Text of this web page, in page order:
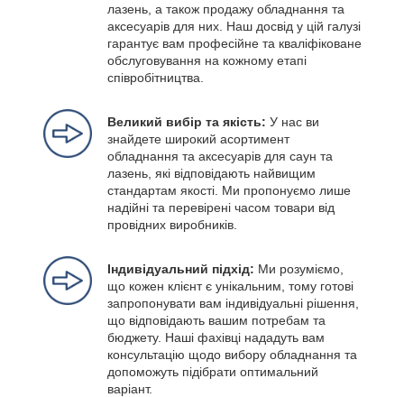
лазень, а також продажу обладнання та
аксесуарів для них. Наш досвід у цій галузі
гарантує вам професійне та кваліфіковане
обслуговування на кожному етапі
співробітництва.
Великий вибір та якість: У нас ви
знайдете широкий асортимент
обладнання та аксесуарів для саун та
лазень, які відповідають найвищим
стандартам якості. Ми пропонуємо лише
надійні та перевірені часом товари від
провідних виробників.
Індивідуальний підхід: Ми розуміємо,
що кожен клієнт є унікальним, тому готові
запропонувати вам індивідуальні рішення,
що відповідають вашим потребам та
бюджету. Наші фахівці нададуть вам
консультацію щодо вибору обладнання та
допоможуть підібрати оптимальний
варіант.